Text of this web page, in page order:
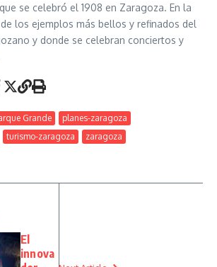
se celebró el 1908 en Zaragoza. En la
los ejemplos más bellos y refinados del
y donde se celebran conciertos y
Grande
planes-zaragoza
turismo-zaragoza zaragoza
El
innova